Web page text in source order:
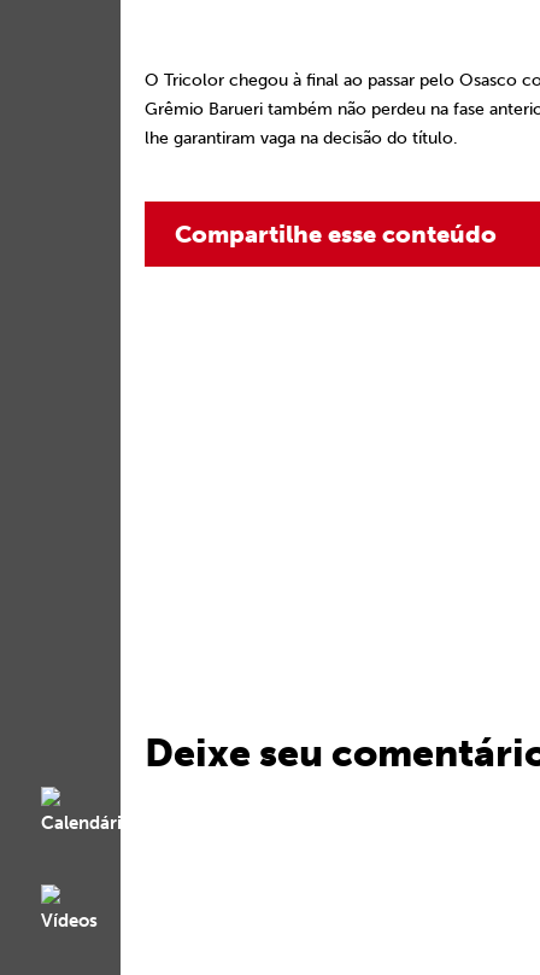
O Tricolor chegou à final ao passar pelo Osasco
Grêmio Barueri também não perdeu na fase
lhe garantiram vaga na decisão do título.
Compartilhe esse conteúdo
Deixe seu